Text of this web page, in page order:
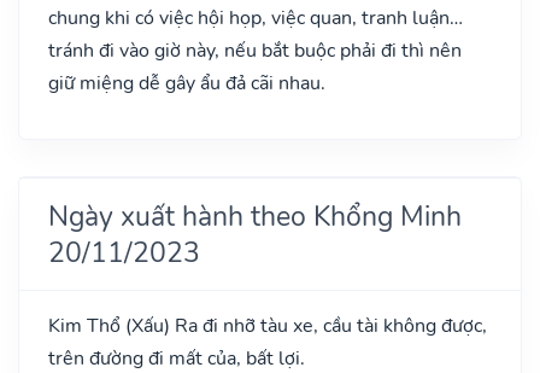
chung khi có việc hội họp, việc quan, tranh luận…
tránh đi vào giờ này, nếu bắt buộc phải đi thì nên
giữ miệng dễ gây ẩu đả cãi nhau.
Ngày xuất hành theo Khổng Minh
20/11/2023
Kim Thổ (Xấu) Ra đi nhỡ tàu xe, cầu tài không được,
trên đường đi mất của, bất lợi.